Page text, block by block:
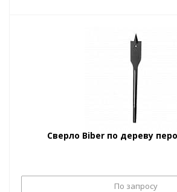
Сверло Biber по дереву
По запросу